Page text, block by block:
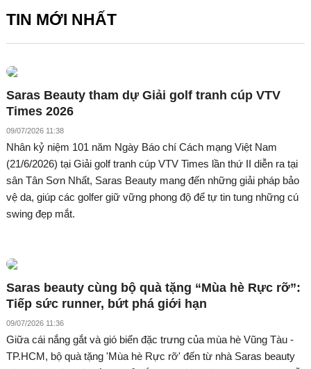
TIN MỚI NHẤT
Saras Beauty tham dự Giải golf tranh cúp VTV
Times 2026
09/07/2026 11:38
Nhân kỷ niệm 101 năm Ngày Báo chí Cách mạng Việt Nam
(21/6/2026) tại Giải golf tranh cúp VTV Times lần thứ II diễn ra tại
sân Tân Sơn Nhất, Saras Beauty mang đến những giải pháp bảo
vệ da, giúp các golfer giữ vững phong độ để tự tin tung những cú
swing đẹp mắt.
Saras beauty cùng bộ quà tặng “Mùa hè Rực rỡ”:
Tiếp sức runner, bứt phá giới hạn
09/07/2026 11:36
Giữa cái nắng gắt và gió biển đặc trưng của mùa hè Vũng Tàu -
TP.HCM, bộ quà tặng 'Mùa hè Rực rỡ' đến từ nhà Saras beauty